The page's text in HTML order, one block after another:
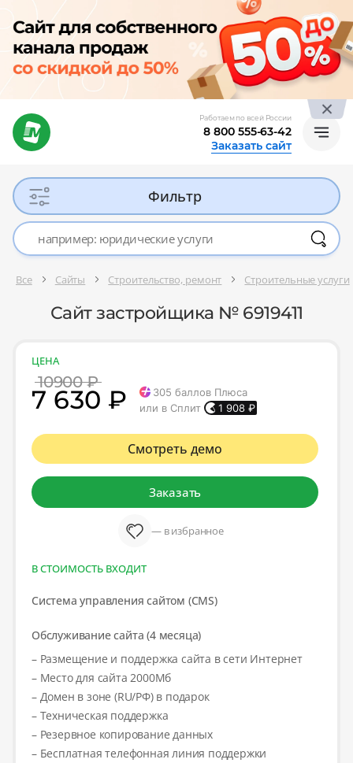
Работаем по всей России
8 800 555-63-42
Заказать сайт
Фильтр
Все Сайты Строительство, ремонт Строительные услуги
Сайт застройщика № 6919411
ЦЕНА
10900 ₽
7 630 ₽ 305 баллов Плюса
или в Сплит
1 908 ₽
Смотреть демо
Заказать
— в избранное
В СТОИМОСТЬ ВХОДИТ
Система управления сайтом (CMS)
Обслуживание сайта (4 месяца)
– Размещение и поддержка сайта в сети Интернет
– Место для сайта 2000Мб
– Домен в зоне (RU/РФ) в подарок
– Техническая поддержка
– Резервное копирование данных
– Бесплатная телефонная линия поддержки